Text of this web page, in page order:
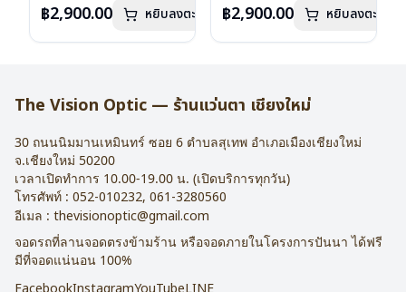
บานพับ : ไม่มีสปริง
อุปกรณ์ : กล่องแว่น , ผ้าเช็ดแว่น
฿2,900.00 หยิบลงตะกร้า
บานพับ : ไม่มีสปริง
อุปกรณ์ : กล่องแว่น , ผ้าเช็ดแว่น
฿2,900.00 หยิบลงตะกร้า
The Vision Optic — ร้านแว่นตา เชียงใหม่
30 ถนนนิมมานเหมินทร์ ซอย 6 ตำบลสุเทพ อำเภอเมืองเชียงใหม่
จ.เชียงใหม่ 50200
เวลาเปิดทำการ 10.00-19.00 น. (เปิดบริการทุกวัน)
โทรศัพท์ : 052-010232, 061-3280560
อีเมล : thevisionoptic@gmail.com
จอดรถที่ลานจอดตรงข้ามร้าน หรือจอดภายในโครงการปันนา ได้ฟรี
มีที่จอดแน่นอน 100%